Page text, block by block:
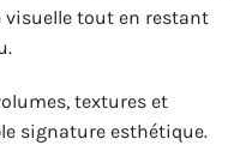
visuelle tout en restant
textures et
signature esthétique.